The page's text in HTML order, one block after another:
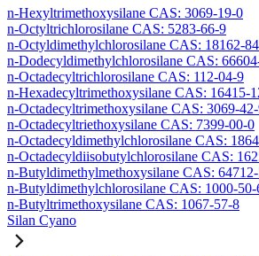
n-Hexyltrimethoxysilane CAS: 3069-19-0
n-Octyltrichlorosilane CAS: 5283-66-9
n-Octyldimethylchlorosilane CAS: 18162-
n-Dodecyldimethylchlorosilane CAS:
n-Octadecyltrichlorosilane CAS: 112-04-9
n-Hexadecyltrimethoxysilane CAS: 16415-
n-Octadecyltrimethoxysilane CAS: 3069-
n-Octadecyltriethoxysilane CAS: 7399-00-0
n-Octadecyldimethylchlorosilane CAS:
n-Octadecyldiisobutylchlorosilane CAS:
n-Butyldimethylmethoxysilane CAS: 64712-
n-Butyldimethylchlorosilane CAS: 1000-50-
n-Butyltrimethoxysilane CAS: 1067-57-8
Silan Cyano